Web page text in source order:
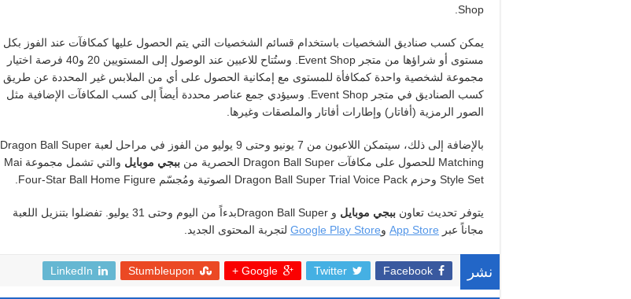
Shop.
يمكن كسب صناديق الشخصيات باستخدام قسائم الشخصيات التي يتم الحصول عليها كمكافآت عند الفوز بكل
مستوى أو شراؤها من متجر Event Shop. وستُتاح للاعبين عند الوصول إلى المستويين 20 و40 فرصة اختيار
مجموعة لشخصية واحدة كمكافأة للمستوى مع إمكانية الحصول على أي من الملابس غير المحددة عن طريق
كسب الصناديق في متجر Event Shop. وسيؤدي جمع عناصر محددة أيضاً إلى كسب المكافآت الإضافية مثل
الصور الرمزية (أفاتار) وإطارات أفاتار والملصقات وغيرها.
بالإضافة إلى ذلك، سيتمكن اللاعبون من 7 يونيو وحتى 9 يوليو من الفوز في مراحل لعبة Dragon Ball Super
Matching للحصول على مكافآت Dragon Ball Super الحصرية من
ببجي موبايل
والتي تشمل مجموعة Mai
Style Set وحزم Dragon Ball Super Trial Voice Pack الصوتية ومُجسّم Four-Star Ball Home Figure.
يتوفر تحديث تعاون ببجي موبايل و
Dragon Ball Superبدءاً من اليوم وحتى 31 يوليو. تفضلوا بتنزيل اللعبة
مجاناً عبر App Store وGoogle Play Store لتجربة المحتوى الجديد.
نشر Facebook
Twitter
Google +
Stumbleupon
LinkedIn